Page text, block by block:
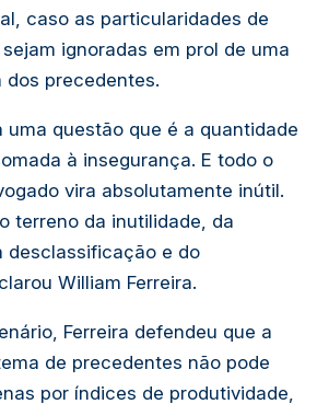
caso as particularidades de
ignoradas em prol de uma
precedentes.
uma questão que é a quantidade
à insegurança. E todo o
vira absolutamente inútil.
terreno da inutilidade, da
desclassificação e do
William Ferreira.
Ferreira defendeu que a
de precedentes não pode
por índices de produtividade,